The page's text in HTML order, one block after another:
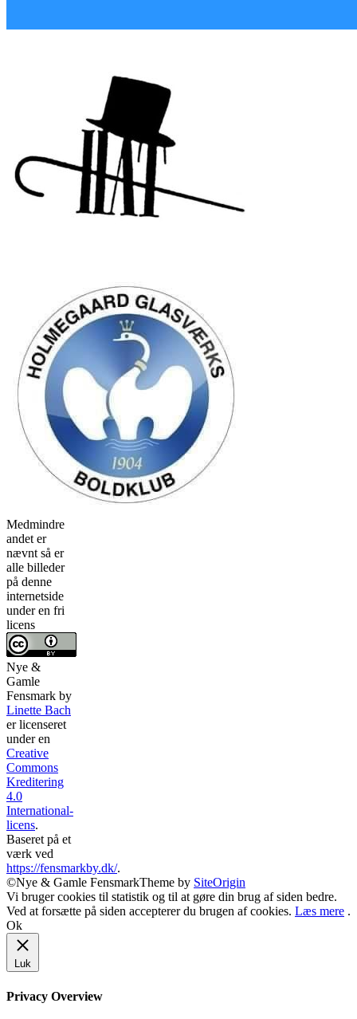
Medmindre
andet er
nævnt så er
alle billeder
på denne
internetside
under en fri
licens
Nye &
Gamle
Fensmark by
Linette Bach
er licenseret
under en
Creative
Commons
Kreditering
4.0
International-
licens.
Baseret på et
værk ved
https://fensmarkby.dk/.
©Nye & Gamle FensmarkTheme by SiteOrigin
Vi bruger cookies til statistik og til at gøre din brug af siden bedre.
Ved at forsætte på siden accepterer du brugen af cookies. Læs mere .
Ok
Luk
Privacy Overview